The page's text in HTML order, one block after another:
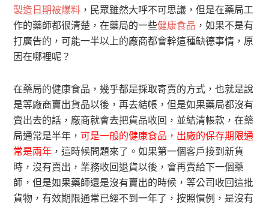
製造日期被爆料 ，民眾雖然大呼不可思議，但是在藥局工
作的藥師都很清楚，在藥局的一些健康食品 ，如果不是有
打廣告的，可能一半以上的廠商都會幹這種缺德事情，原
因在哪裡呢？
在藥局的健康食品，幾乎都是採取寄賣的方式，也就是說
是等廠商賣出貨品以後，再去結帳，但是如果藥局都沒有
賣出去的話，廠商就會去把貨品收回，並結清帳款，在藥
局通常是半年，可是一般的健康食品，出廠的保存期限通
常是兩年 ，這時候問題來了。如果第一個客戶接到新貨
時，沒有賣出，業務收回退貨以後，會再賣給下一個藥
師，但是如果藥師還是沒有賣出的時候，等公司收回這批
貨物，有效期限通常已經不到一年了，按照慣例，是沒有